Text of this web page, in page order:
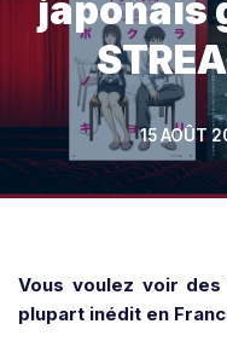
japonais
15 AOÛT
Vous voulez voir
plupart inédit en